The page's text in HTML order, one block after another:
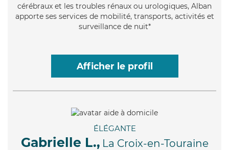
cérébraux et les troubles rénaux ou urologiques, Alban
apporte ses services de mobilité, transports, activités et
surveillance de nuit*
Afficher le profil
ÉLÉGANTE
Gabrielle L., La Croix-en-Touraine